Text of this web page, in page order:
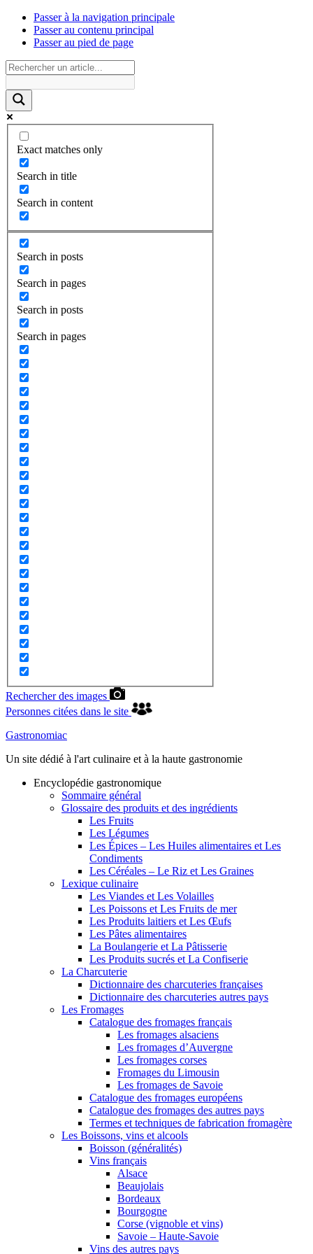
Passer à la navigation principale
Passer au contenu principal
Passer au pied de page
Exact matches only
Search in title
Search in content
Search in posts
Search in pages
Search in posts
Search in pages
Rechercher des images
Personnes citées dans le site
Gastronomiac
Un site dédié à l'art culinaire et à la haute gastronomie
Encyclopédie gastronomique
Sommaire général
Glossaire des produits et des ingrédients
Les Fruits
Les Légumes
Les Épices – Les Huiles alimentaires et Les
Condiments
Les Céréales – Le Riz et Les Graines
Lexique culinaire
Les Viandes et Les Volailles
Les Poissons et Les Fruits de mer
Les Produits laitiers et Les Œufs
Les Pâtes alimentaires
La Boulangerie et La Pâtisserie
Les Produits sucrés et La Confiserie
La Charcuterie
Dictionnaire des charcuteries françaises
Dictionnaire des charcuteries autres pays
Les Fromages
Catalogue des fromages français
Les fromages alsaciens
Les fromages d’Auvergne
Les fromages corses
Fromages du Limousin
Les fromages de Savoie
Catalogue des fromages européens
Catalogue des fromages des autres pays
Termes et techniques de fabrication fromagère
Les Boissons, vins et alcools
Boisson (généralités)
Vins français
Alsace
Beaujolais
Bordeaux
Bourgogne
Corse (vignoble et vins)
Savoie – Haute-Savoie
Vins des autres pays